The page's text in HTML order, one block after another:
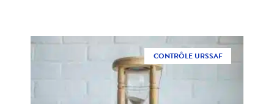
CONTRÔLE URSSAF